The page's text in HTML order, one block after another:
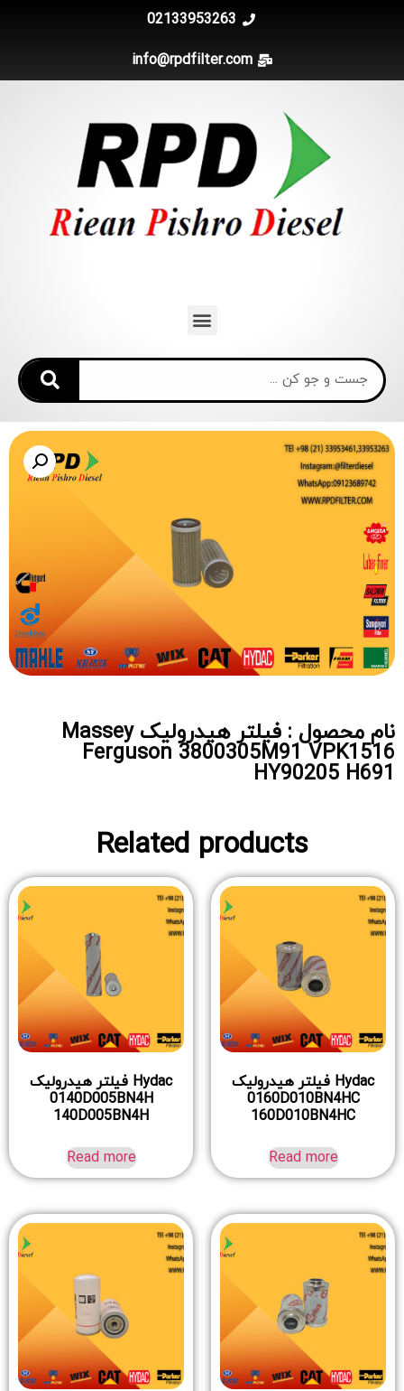
02133953263
info@rpdfilter.com
نام محصول : فیلتر هیدرولیک Massey
Ferguson 3800305M91 VPK1516
HY90205 H691
Related products
Hydac فیلتر هیدرولیک
0160D010BN4HC
160D010BN4HC
Read more
Hydac فیلتر هیدرولیک
0140D005BN4H
140D005BN4H
Read more